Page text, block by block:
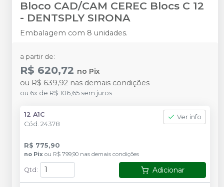
Bloco CAD/CAM CEREC Blocs C 12
- DENTSPLY SIRONA
Embalagem com 8 unidades.
a partir de:
R$ 620,72 no Pix
ou R$ 639,92 nas demais condições
ou 6x de R$ 106,65 sem juros
12 A1C
Cód. 24378
Ver info
R$ 775,90
no Pix ou R$ 799,90 nas demais condições
Qtd : Adicionar